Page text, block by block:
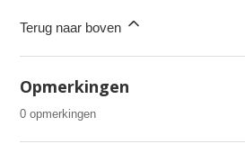
Terug naar boven
Opmerkingen
0 opmerkingen